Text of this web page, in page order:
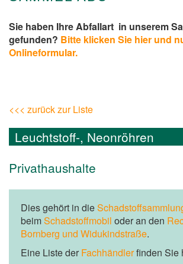
Sie haben Ihre Abfallart in unserem
gefunden? Bitte klicken Sie hier und
Onlineformular.
<<< zurück zur Liste
Leuchtstoff-, Neonröhren
Privathaushalte
Dies gehört in die
beimSchadstoffmobil oder an den
Bornberg und Widukindstraße.
Eine Liste der Fachhändlerfinden Sie